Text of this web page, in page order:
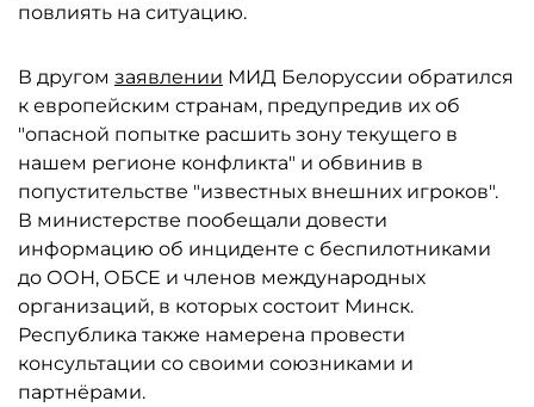
повлиять на ситуацию.
В другом заявлении МИД Белоруссии обратился
к европейским странам, предупредив их об
"опасной попытке расшить зону текущего в
нашем регионе конфликта" и обвинив в
попустительстве "известных внешних игроков".
В министерстве пообещали довести
информацию об инциденте с беспилотниками
до ООН, ОБСЕ и членов международных
организаций, в которых состоит Минск.
Республика также намерена провести
консультации со своими союзниками и
партнёрами.